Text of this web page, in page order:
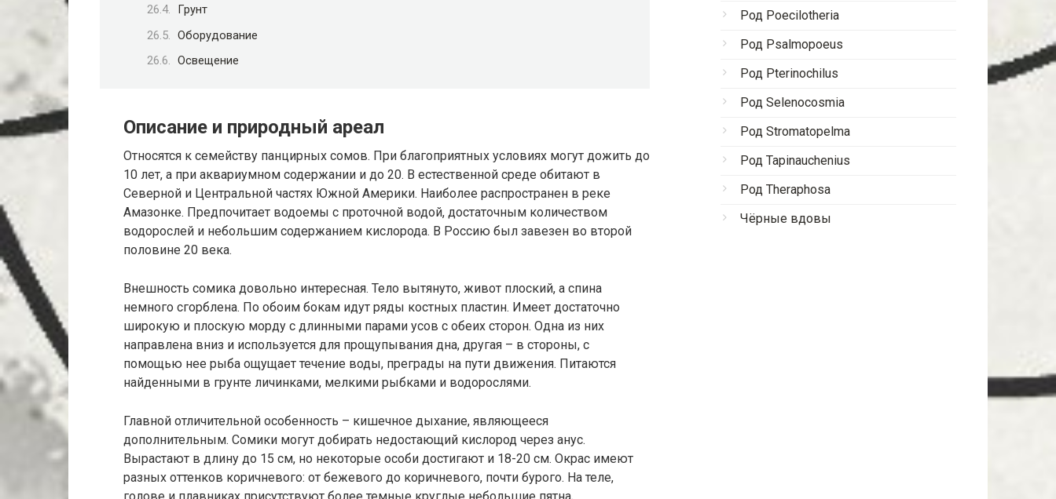
Грунт
Оборудование
Освещение
Описание и природный ареал
Относятся к семейству панцирных сомов. При благоприятных условиях могут дожить до
10 лет, а при аквариумном содержании и до 20. В естественной среде обитают в
Северной и Центральной частях Южной Америки. Наиболее распространен в реке
Амазонке. Предпочитает водоемы с проточной водой, достаточным количеством
водорослей и небольшим содержанием кислорода. В Россию был завезен во второй
половине 20 века.
Внешность сомика довольно интересная. Тело вытянуто, живот плоский, а спина
немного сгорблена. По обоим бокам идут ряды костных пластин. Имеет достаточно
широкую и плоскую морду с длинными парами усов с обеих сторон. Одна из них
направлена вниз и используется для прощупывания дна, другая – в стороны, с
помощью нее рыба ощущает течение воды, преграды на пути движения. Питаются
найденными в грунте личинками, мелкими рыбками и водорослями.
Главной отличительной особенность – кишечное дыхание, являющееся
дополнительным. Сомики могут добирать недостающий кислород через анус.
Вырастают в длину до 15 см, но некоторые особи достигают и 18-20 см. Окрас имеют
разных оттенков коричневого: от бежевого до коричневого, почти бурого. На теле,
Род Poecilotheria
Род Psalmopoeus
Род Pterinochilus
Род Selenocosmia
Род Stromatopelma
Род Tapinauchenius
Род Theraphosa
Чёрные вдовы